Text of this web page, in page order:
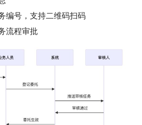
编号，支持二维码扫码
流程审批